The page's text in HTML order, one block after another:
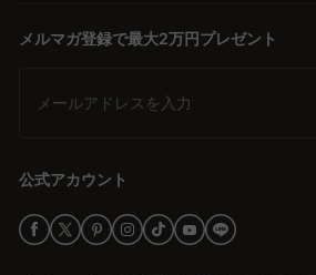
証が付いているので安心。無料インテリア
をサポートします。
オーディオラックで音楽体験を向上させ、
び、生活にワクワクをプラスする絶好のチ
メルマガ登録で最大2万円プレゼント
メールアドレスを入力
公式アカウント